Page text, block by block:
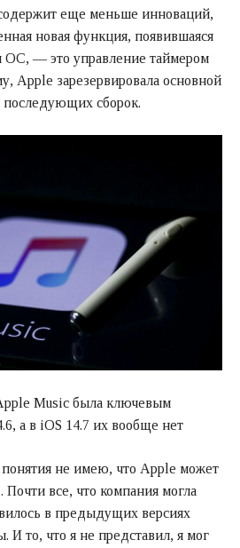
еще меньше инноваций,
новая функция, появившаяся
ОС, — это управление таймером
Apple зарезервировала основной
последующих сборок.
Music была ключевым
а в iOS 14.7 их вообще нет
понятия не имею, что Apple может
все, что компания могла
в предыдущих версиях
И то, что я не представил, я мог